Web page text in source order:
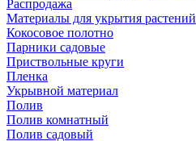
Распродажа
Материалы для укрытия растений
Кокосовое полотно
Парники садовые
Приствольные круги
Пленка
Укрывной материал
Полив
Полив комнатный
Полив садовый